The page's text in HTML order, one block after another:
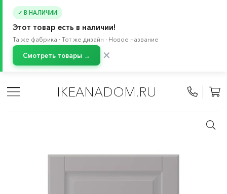
✓ В НАЛИЧИИ
Этот товар есть в наличии!
Та же фабрика · Тот же дизайн · Новое название
Смотреть товары → ✕
IKEANADOM.RU
Модульные кухни МЕТОД
/ Все компоненты МЕТОД
Фасады МЕТОД